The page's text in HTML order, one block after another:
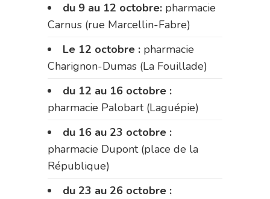
du 9 au 12 octobre: pharmacie
Carnus (rue Marcellin-Fabre)
Le 12 octobre : pharmacie
Charignon-Dumas (La Fouillade)
du 12 au 16 octobre :
pharmacie Palobart (Laguépie)
du 16 au 23 octobre :
pharmacie Dupont (place de la
République)
du 23 au 26 octobre :